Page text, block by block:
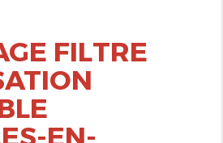
FILTRE
EN-